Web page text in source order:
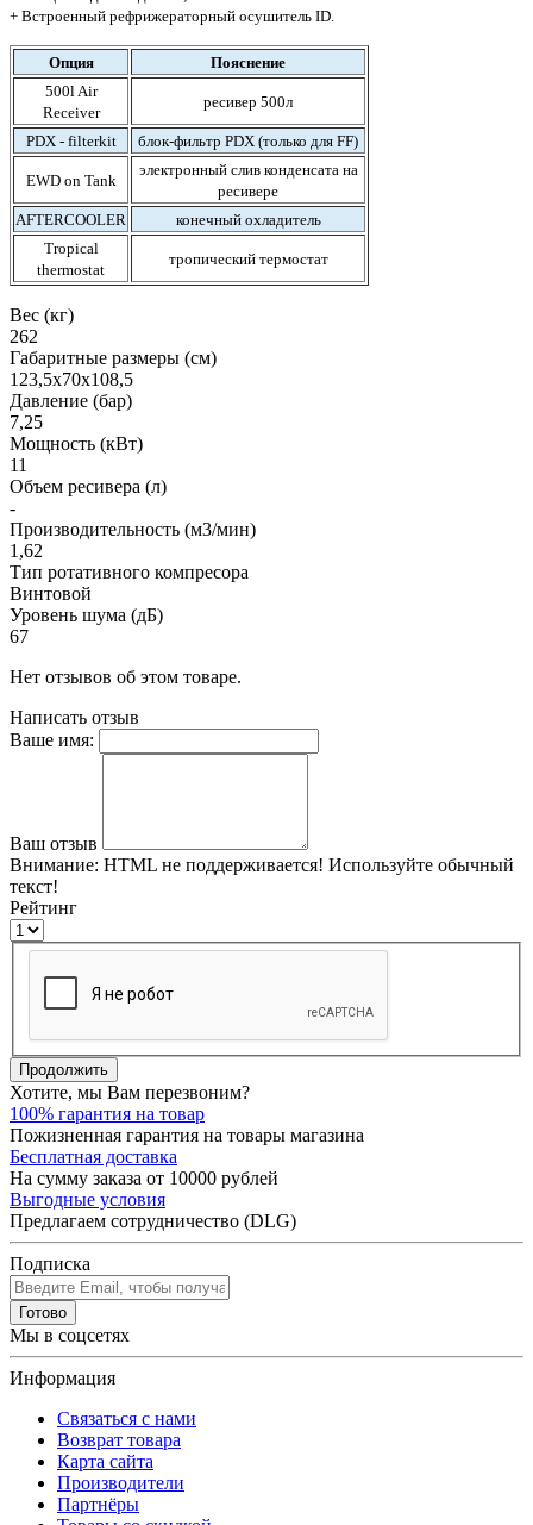
+ Встроенный рефрижераторный осушитель ID.
Опция
Пояснение
500l Air
Receiver
ресивер 500л
PDX - filterkit блок-фильтр PDX (только для FF)
EWD on Tank
электронный слив конденсата на
ресивере
AFTERCOOLER
конечный охладитель
Tropical
thermostat
тропический термостат
Вес (кг)
262
Габаритные размеры (см)
123,5х70х108,5
Давление (бар)
7,25
Мощность (кВт)
11
Объем ресивера (л)
-
Производительность (м3/мин)
1,62
Тип ротативного компресора
Винтовой
Уровень шума (дБ)
67
Нет отзывов об этом товаре.
Написать отзыв
Ваше имя:
Ваш отзыв
Внимание: HTML не поддерживается! Используйте обычный
текст!
Рейтинг
Продолжить
Хотите, мы Вам перезвоним?
100% гарантия на товар
Пожизненная гарантия на товары магазина
Бесплатная доставка
На сумму заказа от 10000 рублей
Выгодные условия
Предлагаем сотрудничество (DLG)
Подписка
Готово
Мы в соцсетях
Информация
Связаться с нами
Возврат товара
Карта сайта
Производители
Партнёры